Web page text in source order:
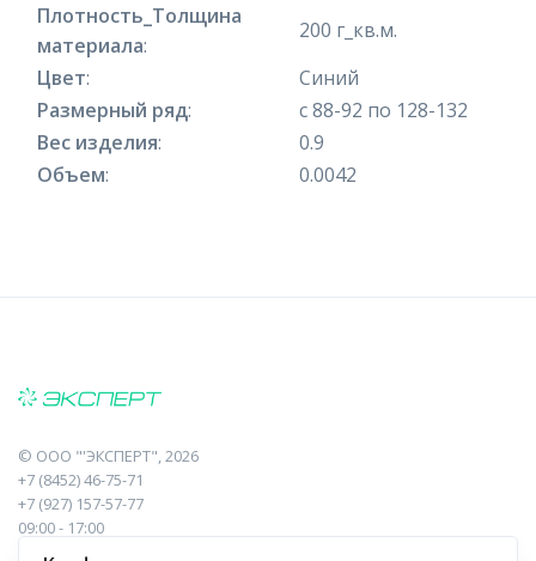
Плотность_Толщина
материала:
200 г_кв.м.
Цвет:
Синий
Размерный ряд:
с 88-92 по 128-132
Вес изделия:
0.9
Объем: 0.0042
© ООО "'ЭКСПЕРТ", 2026
+7 (8452) 46-75-71
+7 (927) 157-57-77
09:00 - 17:00
410017, Саратов, Пугачева, 10 к1, оф.23